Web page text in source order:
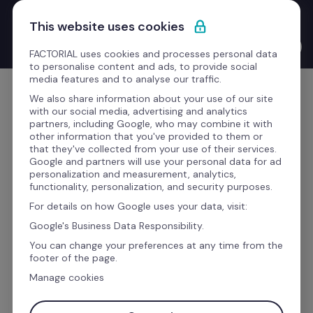
Passa al contenuto
Nuovo Product Launches with the CEO: Bernat Farrero
finalmente parla la tua lingua. Letteralmente, grazie all'IA.
Comincia gratis
L’AI ci sta cambiando. Ecco come.
Il software gestionale
aziendale che centralizza
l'organizzazione del tuo
team
This website uses cookies
FACTORIAL uses cookies and processes personal data
to personalise content and ads, to provide social
media features and to analyse our traffic.
We also share information about your use of our site
with our social media, advertising and analytics
partners, including Google, who may combine it with
other information that you've provided to them or
that they've collected from your use of their services.
Google and partners will use your personal data for ad
personalization and measurement, analytics,
functionality, personalization, and security purposes.
For details on how Google uses your data, visit:
Google's Business Data Responsibility.
You can change your preferences at any time from the
footer of the page.
Manage cookies